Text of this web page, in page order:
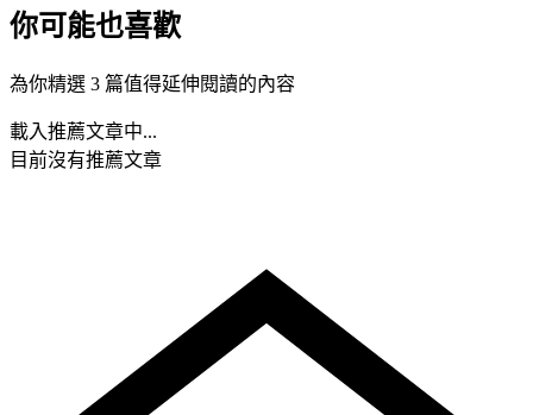
你可能也喜歡
為你精選 3 篇值得延伸閱讀的內容
載入推薦文章中...
目前沒有推薦文章